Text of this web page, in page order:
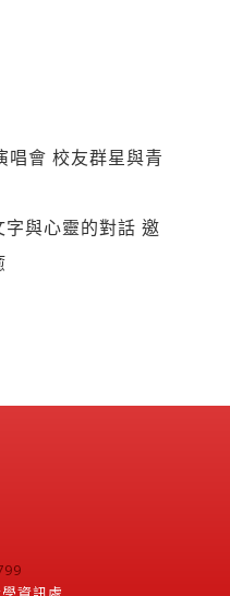
唱會 校友群星與青
與心靈的對話 邀